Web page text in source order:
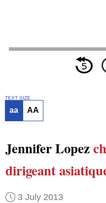
TEXT SIZE
aa AA
Jennifer Lopez
dirigeant
3 July 2013